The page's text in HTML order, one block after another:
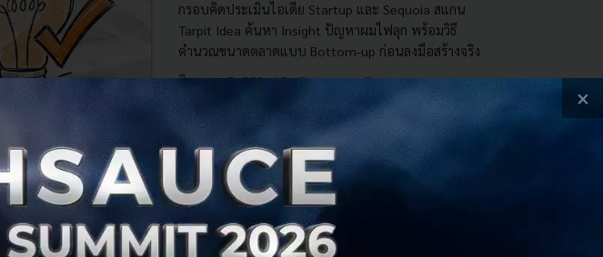
กรอบคิดประเมินไอเดีย Startup และ Sequoia สแกน
Tarpit Idea ค้นหา Insight ปัญหาผมไฟลุก พร้อมวิธี
คำนวณขนาดตลาดแบบ Bottom-up ก่อนลงมือสร้างจริง
สิงหาคม 5, 2026| By Techsauce Team
Market Insight to Opportunities
×